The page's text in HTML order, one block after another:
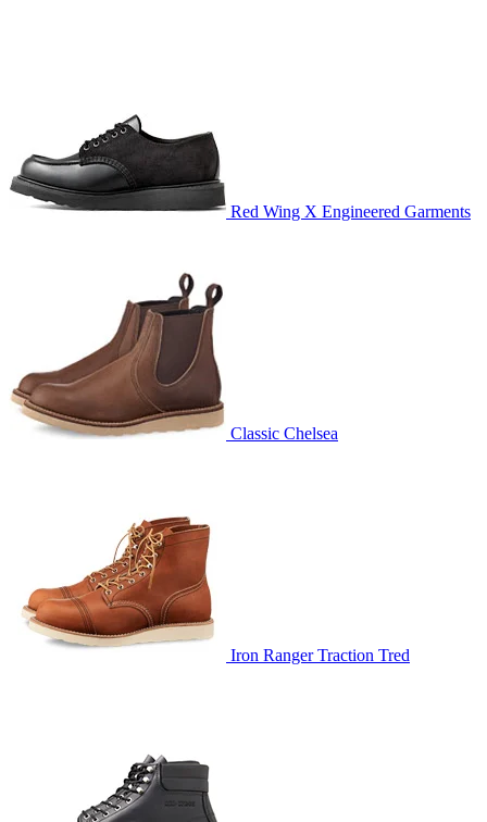
Red Wing X Engineered Garments
Classic Chelsea
Iron Ranger Traction Tred